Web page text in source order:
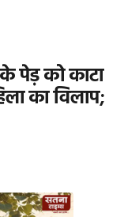
पेड़ को काटा
का विलाप;